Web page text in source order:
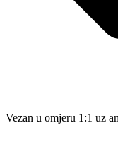
Vezan u omjeru 1:1 uz